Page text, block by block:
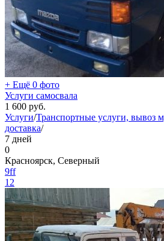
+ Ещё 0 фото
Услуги самосвала
1 600 руб.
Услуги/Транспортные услуги, вывоз
доставка/
7 дней
0
Красноярск, Северный
9ff
12